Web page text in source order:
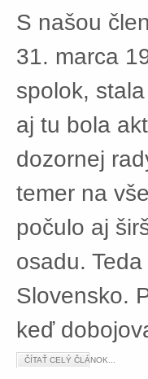
S našou
31. marca
spolok,
aj tu bola
dozornej
temer na
počulo aj
osadu.
Slovensko.
keď
ČÍTAŤ CELÝ ČLÁNOK...